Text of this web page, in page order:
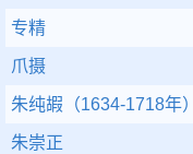
专精
爪摄
朱纯嘏（1634-1718年）
朱崇正